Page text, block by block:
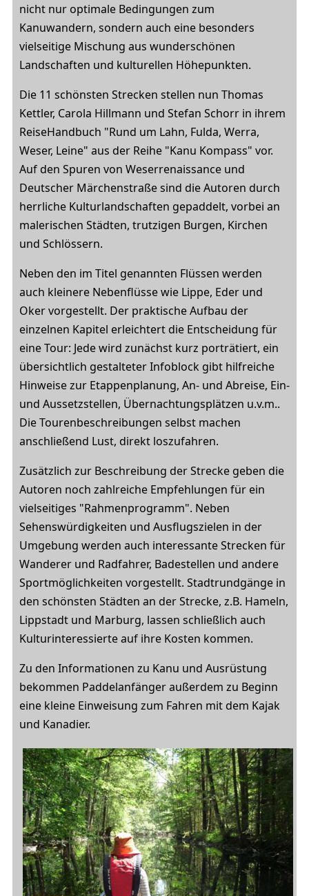
nicht nur optimale Bedingungen zum
Kanuwandern, sondern auch eine besonders
vielseitige Mischung aus wunderschönen
Landschaften und kulturellen Höhepunkten.
Die 11 schönsten Strecken stellen nun Thomas
Kettler, Carola Hillmann und Stefan Schorr in ihrem
ReiseHandbuch "Rund um Lahn, Fulda, Werra,
Weser, Leine" aus der Reihe "Kanu Kompass" vor.
Auf den Spuren von Weserrenaissance und
Deutscher Märchenstraße sind die Autoren durch
herrliche Kulturlandschaften gepaddelt, vorbei an
malerischen Städten, trutzigen Burgen, Kirchen
und Schlössern.
Neben den im Titel genannten Flüssen werden
auch kleinere Nebenflüsse wie Lippe, Eder und
Oker vorgestellt. Der praktische Aufbau der
einzelnen Kapitel erleichtert die Entscheidung für
eine Tour: Jede wird zunächst kurz porträtiert, ein
übersichtlich gestalteter Infoblock gibt hilfreiche
Hinweise zur Etappenplanung, An- und Abreise, Ein-
und Aussetzstellen, Übernachtungsplätzen u.v.m..
Die Tourenbeschreibungen selbst machen
anschließend Lust, direkt loszufahren.
Zusätzlich zur Beschreibung der Strecke geben die
Autoren noch zahlreiche Empfehlungen für ein
vielseitiges "Rahmenprogramm". Neben
Sehenswürdigkeiten und Ausflugszielen in der
Umgebung werden auch interessante Strecken für
Wanderer und Radfahrer, Badestellen und andere
Sportmöglichkeiten vorgestellt. Stadtrundgänge in
den schönsten Städten an der Strecke, z.B. Hameln,
Lippstadt und Marburg, lassen schließlich auch
Kulturinteressierte auf ihre Kosten kommen.
Zu den Informationen zu Kanu und Ausrüstung
bekommen Paddelanfänger außerdem zu Beginn
eine kleine Einweisung zum Fahren mit dem Kajak
und Kanadier.